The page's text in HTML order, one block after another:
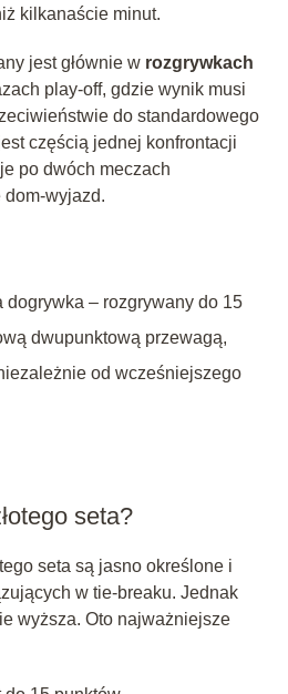
kilkanaście minut.
jest głównie w rozgrywkach
play-off, gdzie wynik musi
do standardowego
częścią jednej konfrontacji
po dwóch meczach
dom-wyjazd.
dogrywka – rozgrywany do 15
dwupunktową przewagą,
od wcześniejszego
seta?
seta są jasno określone i
w tie-breaku. Jednak
wyższa. Oto najważniejsze